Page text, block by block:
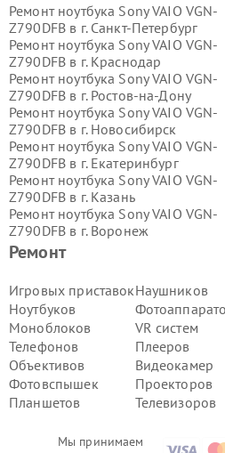
Мы принимаем
Ремонт
Игровых приставок
Ноутбуков
Моноблоков
Телефонов
Объективов
Фотовспышек
Планшетов
Наушников
VR систем
Плееров
Видеокамер
Проекторов
Телевизоров
Ремонт ноутбука Sony VAIO VGN-
Z790DFB в г. Санкт-Петербург
Ремонт ноутбука Sony VAIO VGN-
Z790DFB в г. Краснодар
Ремонт ноутбука Sony VAIO VGN-
Z790DFB в г. Ростов-на-Дону
Ремонт ноутбука Sony VAIO VGN-
Z790DFB в г. Новосибирск
Ремонт ноутбука Sony VAIO VGN-
Z790DFB в г. Екатеринбург
Ремонт ноутбука Sony VAIO VGN-
Z790DFB в г. Казань
Ремонт ноутбука Sony VAIO VGN-
Z790DFB в г. Воронеж
Ремонт ноутбука Sony VAIO VGN-
Z790DFB в г.
Z790DFB в г.Самара
Ремонт ноутбука Sony VAIO VGN-
Z790DFB в г.Пермь
Ремонт ноутбука Sony VAIO VGN-
Z790DFB в г.
Красноярск
Ремонт ноутбука Sony VAIO VGN-
Z790DFB в г.
Ижевск
Ремонт ноутбука Sony VAIO VGN-
Z790DFB в г.